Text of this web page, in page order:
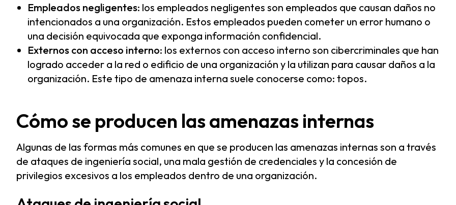
Empleados negligentes: los empleados negligentes son empleados que causan daños no
intencionados a una organización. Estos empleados pueden cometer un error humano o
una decisión equivocada que exponga información confidencial.
Externos con acceso interno: los externos con acceso interno son cibercriminales que han
logrado acceder a la red o edificio de una organización y la utilizan para causar daños a la
organización. Este tipo de amenaza interna suele conocerse como: topos.
Cómo se producen las amenazas internas
Algunas de las formas más comunes en que se producen las amenazas internas son a través
de ataques de ingeniería social, una mala gestión de credenciales y la concesión de
privilegios excesivos a los empleados dentro de una organización.